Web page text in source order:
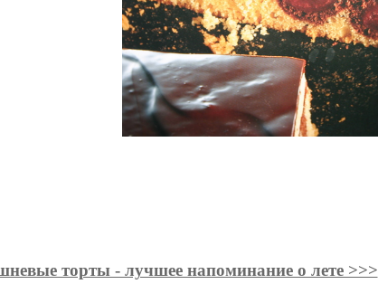
торты - лучшее напоминание о лете >>>